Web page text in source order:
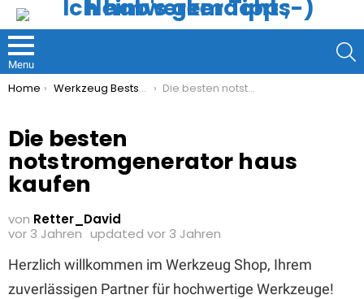
Menu
You are here:
Home Werkzeug Bestseller Die besten notstromgenerator haus kaufen
Die besten
notstromgenerator haus
kaufen
von Retter_David
vor 3 Jahren updated vor 3 Jahren
Herzlich willkommen im Werkzeug Shop, Ihrem
zuverlässigen Partner für hochwertige Werkzeuge!